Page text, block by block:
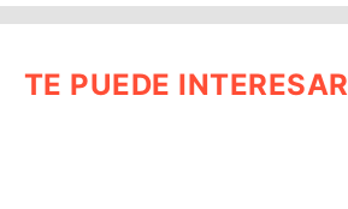
TE PUEDE INTERESAR